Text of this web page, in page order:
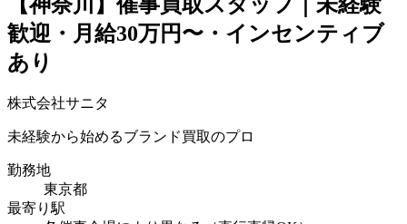
歓迎・月給30万円〜・インセンティブ
あり
株式会社サニタ
未経験から始めるブランド買取のプロ
勤務地
東京都
最寄り駅